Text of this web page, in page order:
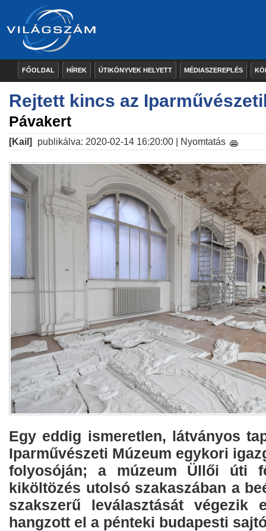
FŐOLDAL HÍREK ÚTIKÖNYVEK HELYETT MÉDIASZEREPLÉS
Rejtett kincs az
Pávakert
[Kail] publikálva: 2020-02-14 16:20:00 | Nyomtatás
Egy eddig ismeretlen, látványos
Iparművészeti Múzeum egykori
folyosóján; a múzeum Üllői úti
kiköltözés utolsó szakaszában a
szakszerű leválasztását
hangzott el a pénteki budapesti